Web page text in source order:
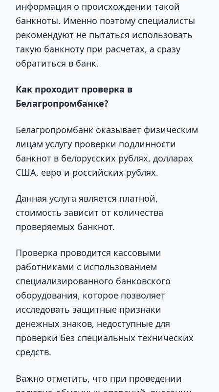
информация о происхождении такой
банкноты. Именно поэтому специалисты
рекомендуют не пытаться использовать
такую банкноту при расчетах, а сразу
обратиться в банк.
Как проходит проверка в
Белагропромбанке?
Белагропромбанк оказывает физическим
лицам услугу проверки подлинности
банкнот в белорусских рублях, долларах
США, евро и российских рублях.
Данная услуга является платной,
стоимость зависит от количества
проверяемых банкнот.
Проверка проводится кассовыми
работниками с использованием
специализированного банковского
оборудования, которое позволяет
исследовать защитные признаки
денежных знаков, недоступные для
проверки без специальных технических
средств.
Важно отметить, что при проведении